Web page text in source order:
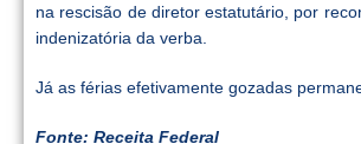
na rescisão de diretor estatutário, por
indenizatória da verba.
Já as férias efetivamente gozadas
Fonte: Receita Federal